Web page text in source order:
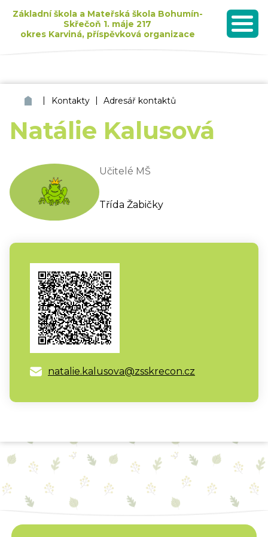
Základní škola a Mateřská škola Bohumín-
Skřečoň 1. máje 217
okres Karviná, příspěvková organizace
MENU
ZŠ a MŠ Bohumín Skřečoň
| Kontakty | Adresář kontaktů
Natálie Kalusová
Učitelé MŠ
Třída Žabičky
natalie.kalusova@zsskrecon.cz